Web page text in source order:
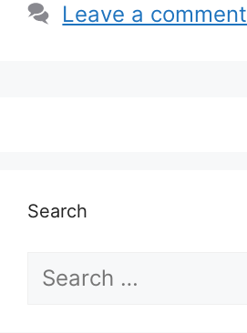
Leave a comment
Search
Search